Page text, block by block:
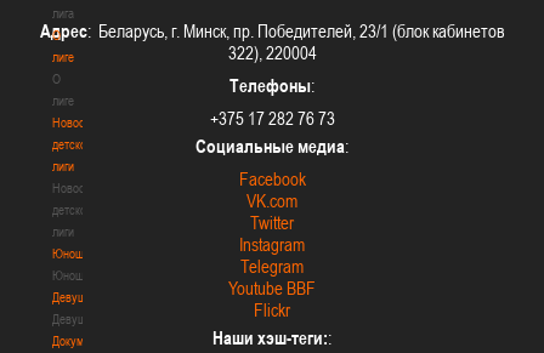
лига
О
лиге
О
лиге
Новости
детской
лиги
Новости
детской
лиги
Юноши
Юноши
Девушки
Девушки
Документы
Адрес: Беларусь, г. Минск, пр. Победителей, 23/1 (блок кабинетов
322), 220004
Телефоны:
+375 17 282 76 73
Социальные медиа:
Facebook
VK.com
Twitter
Instagram
Telegram
Youtube BBF
Flickr
Наши хэш-теги::